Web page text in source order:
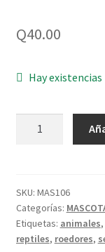
Q40.00
Hay existencias
seemanni
-
Sling
cantidad
SKU: MAS106
Categorías:
Etiquetas: animales,
reptiles, roedores,